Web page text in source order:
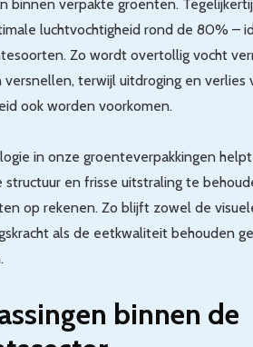
binnen verpakte groenten.
luchtvochtigheid rond de 80% –
Zo wordt overtollig vocht
versnellen, terwijl uitdroging en verlies
ook worden voorkomen.
in onze groenteverpakkingen
structuur en frisse uitstraling te
op rekenen. Zo blijft zowel de
als de eetkwaliteit behouden
binnen de